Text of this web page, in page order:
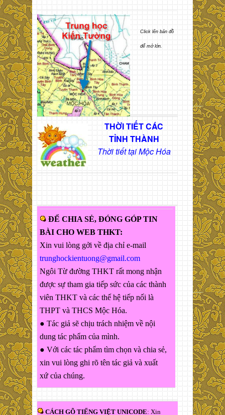
Click lên bản đồ
để mở lớn.
THỜI TIẾT CÁC
TỈNH THÀNH
Thời tiết tại Mộc Hóa
ĐỂ CHIA SẺ, ĐÓNG GÓP TIN
BÀI CHO WEB THKT:
Xin vui lòng gởi về địa chỉ e-mail
trunghockientuong@gmail.com
Ngôi Từ đường THKT rất mong nhận
được sự tham gia tiếp sức của các thành
viên THKT và các thế hệ tiếp nối là
THPT và THCS Mộc Hóa.
● Tác giả sẽ chịu trách nhiệm về nội
dung tác phẩm của mình.
● Với các tác phẩm tìm chọn và chia sẻ,
xin vui lòng ghi rõ tên tác giả và xuất
xứ của chúng.
CÁCH GÕ TIẾNG VIỆT UNICODE: Xin